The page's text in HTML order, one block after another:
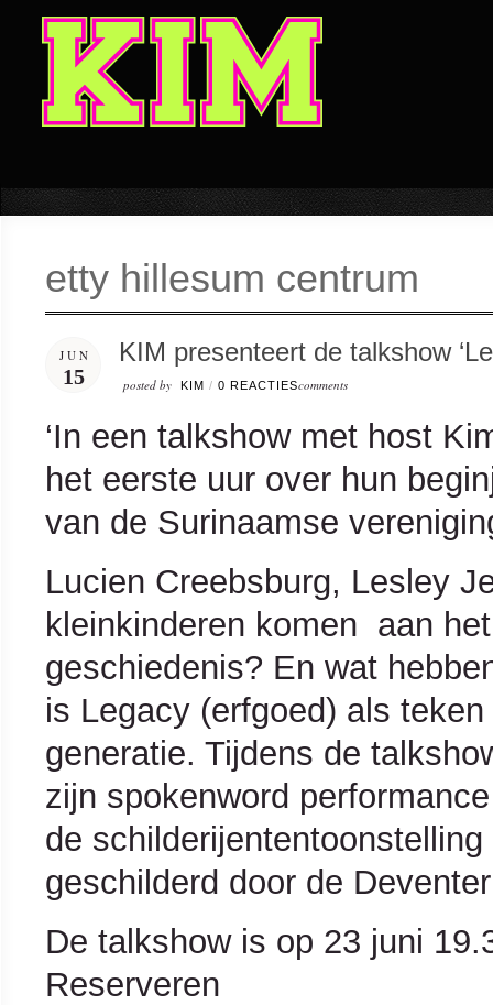
etty hillesum centrum
JUN
15
KIM presenteert de talkshow
posted by KIM / 0 REACTIEScomments
‘In een talkshow met host
het eerste uur over hun
van de Surinaamse
Lucien Creebsburg, Lesley
kleinkinderen komen aan
geschiedenis? En wat
is Legacy (erfgoed) als
generatie. Tijdens de
zijn spokenword
de
geschilderd door de
De talkshow is op 23 juni
Reserveren